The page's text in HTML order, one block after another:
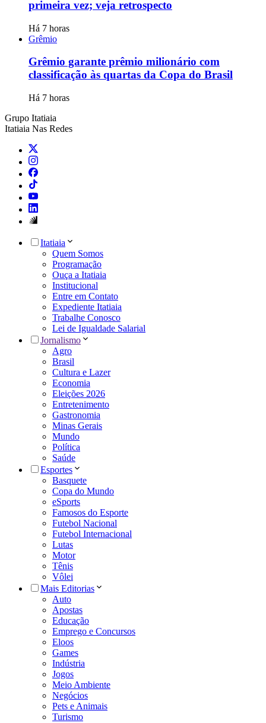
primeira vez; veja retrospecto
Há 7 horas
Grêmio
Grêmio garante prêmio milionário com
classificação às quartas da Copa do Brasil
Há 7 horas
Grupo Itatiaia
Itatiaia Nas Redes
Itatiaia
Quem Somos
Programação
Ouça a Itatiaia
Institucional
Entre em Contato
Expediente Itatiaia
Trabalhe Conosco
Lei de Igualdade Salarial
Jornalismo
Agro
Brasil
Cultura e Lazer
Economia
Eleições 2026
Entretenimento
Gastronomia
Minas Gerais
Mundo
Política
Saúde
Esportes
Basquete
Copa do Mundo
eSports
Famosos do Esporte
Futebol Nacional
Futebol Internacional
Lutas
Motor
Tênis
Vôlei
Mais Editorias
Auto
Apostas
Educação
Emprego e Concursos
Eloos
Games
Indústria
Jogos
Meio Ambiente
Negócios
Pets e Animais
Turismo